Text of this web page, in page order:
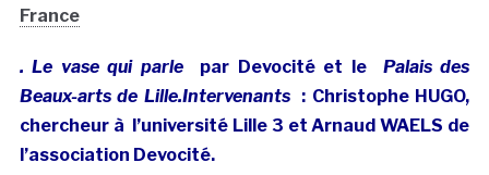
France
. Le vase qui parle par Devocité et le Palais des
Beaux-arts de Lille.Intervenants : Christophe HUGO,
chercheur à l’université Lille 3 et Arnaud WAELS de
l’association Devocité.